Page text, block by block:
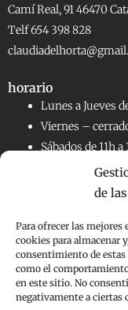
de
Para ofrecer las
cookies para almacenar
consentimiento de
como el
en este sitio. No
negativamente a ciertas
Camí Real, 91 46470
Telf 654 398 828
horario
Lunes a Jueves
Viernes –
Sábados de 11h a
Aviso legal
Políticas de Cookies